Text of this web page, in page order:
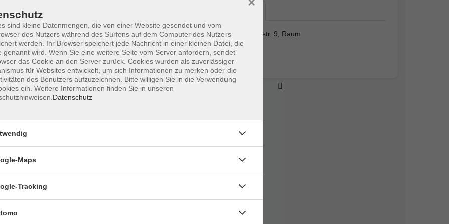
Personengruppen zusammenwirken:
Schulsozialarbeiter:innen, pädagogisch
u.v.m. All diese verschiedenen Gruppen
als Mitarbeitende im Ganztag.
ist und welche Ziele sie verfolgt. Sie setzen
der Beteiligten auseinander und erhalten die
und sich zu positionieren. Sie beleuchten die
reflektieren ihre verschiedenen Lebenswelten.
können Sie den Basiskurs mit einem Zertifikat
beinhaltet eine kurze Präsentation und ein
„Ganztägig lernen“ mindestens dreimal im Jahr
Die Anmeldung erfolgt direkt bei der
veranstaltungen
vhs, Schulstr. 9, Raum
Schulstr. 9
Raum G
sind kleine Datenmengen, die von einer Website gesendet und vom
des Nutzers während des Surfens auf dem Computer des Nutzers
werden. Ihr Browser speichert jede Nachricht in einer kleinen Datei, die
genannt wird. Wenn Sie eine weitere Seite vom Server anfordern, sendet
das Cookie an den Server zurück. Cookies wurden als zuverlässiger
für Websites entwickelt, um sich Informationen zu merken oder die
des Benutzers aufzuzeichnen. Bitte willigen Sie in die Verwendung
ein. Weitere Informationen finden Sie in unseren
Datenschutz
Maps
Tracking